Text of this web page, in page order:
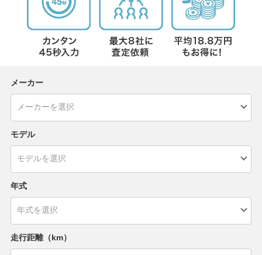
メーカー
モデル
年式
走行距離（km）